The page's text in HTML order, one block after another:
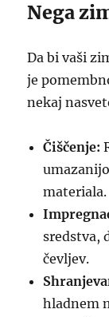
Nega
Da bi vaši
je
nekaj
Čiščenje:
materiala.
sredstva,
čevljev.
hladnem